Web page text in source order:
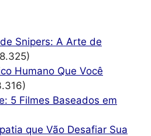
Snipers: A Arte de
Humano Que Você
5 Filmes Baseados em
que Vão Desafiar Sua